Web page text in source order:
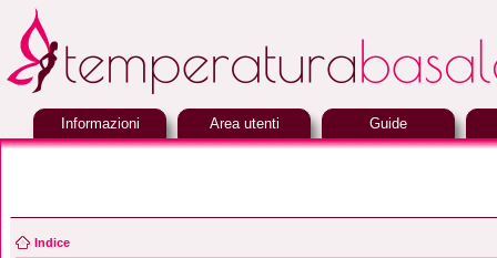
Informazioni Area utenti Guide
Indice